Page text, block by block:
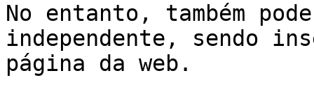
No entanto, também
independente, sendo
página da web.